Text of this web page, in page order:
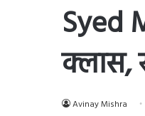
Syed
Avinay Mishra